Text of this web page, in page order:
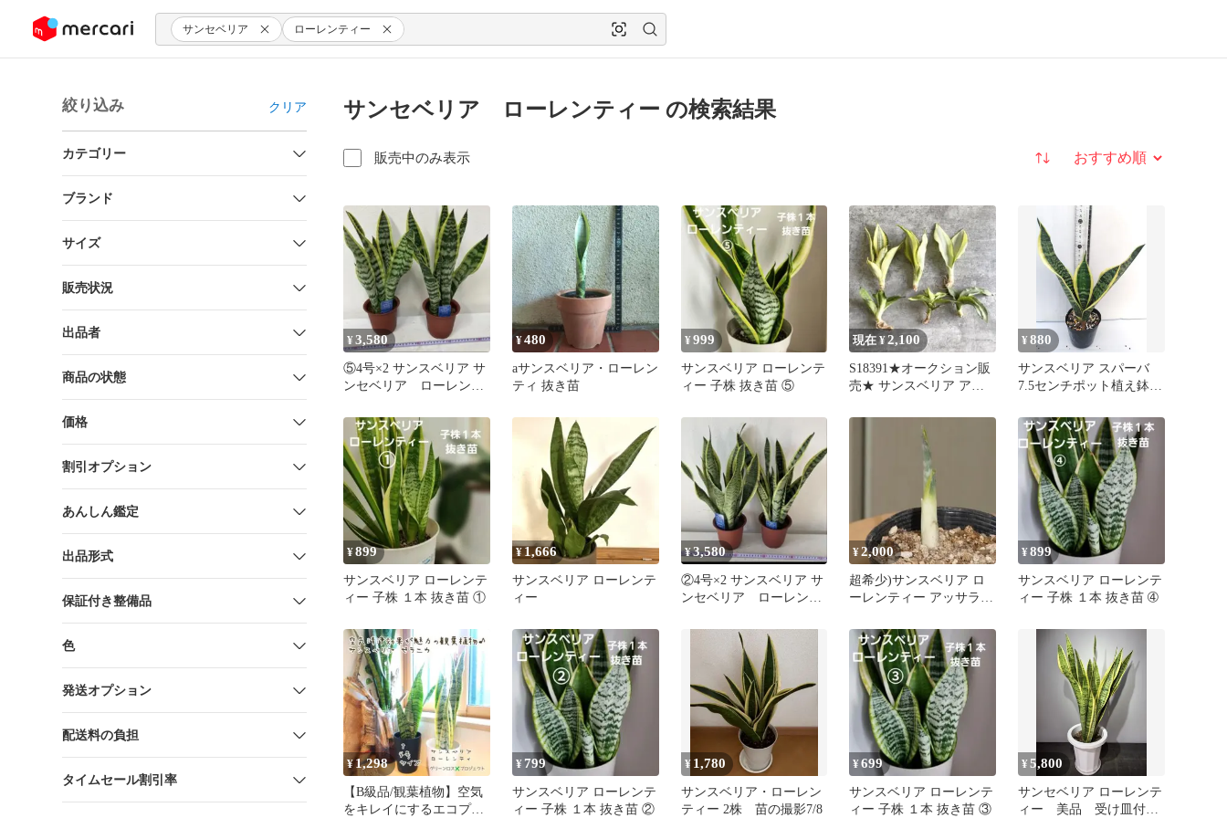
ツにスキップ サンセベリア ローレンティー
絞り込み クリア
カテゴリー
ブランド
サイズ
販売状況
出品者
商品の状態
価格
割引オプション
あんしん鑑定
出品形式
保証付き整備品
色
発送オプション
配送料の負担
タイムセール割引率
サンセベリア ローレンティー の検索結果
販売中のみ表示 並び替え
¥3,580
⑤4号×2 サンスベリア サ
ンセベリア ローレンテ
物 室内
¥480
aサンスベリア・ローレン
ティ 抜き苗
¥999
サンスベリア ローレンテ
ィー 子株 抜き苗 ⑤
現在 ¥2,100
S18391★オークション販
売★ サンスベリア アウ
¥880
サンスベリア スパーバ
7.5センチポット植え鉢ご
¥899
サンスベリア ローレンテ
ィー 子株 １本 抜き苗 ①
¥1,666
サンスベリア ローレンテ
ィー
¥3,580
②4号×2 サンスベリア サ
ンセベリア ローレンテ
物 室内
¥2,000
超希少)サンスベリア ロ
ーレンティー アッサラー
¥899
サンスベリア ローレンテ
ィー 子株 １本 抜き苗 ➃
¥1,298
【B級品/観葉植物】空気
をキレイにするエコプラ
¥ 799
サンスベリア ローレンテ
ィー 子株 １本 抜き苗 ②
¥ 1,780
サンスベリア・ローレン
ティー 2株 苗の撮影7/8
¥699
サンスベリア ローレンテ
ィー 子株 １本 抜き苗 ③
¥5,800
サンセベリア ローレンテ
ィー 美品 受け皿付